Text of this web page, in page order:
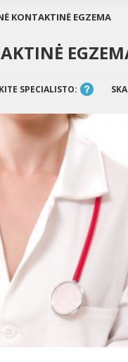
KONTAKTINĖ EGZEMA
SPECIALISTO: